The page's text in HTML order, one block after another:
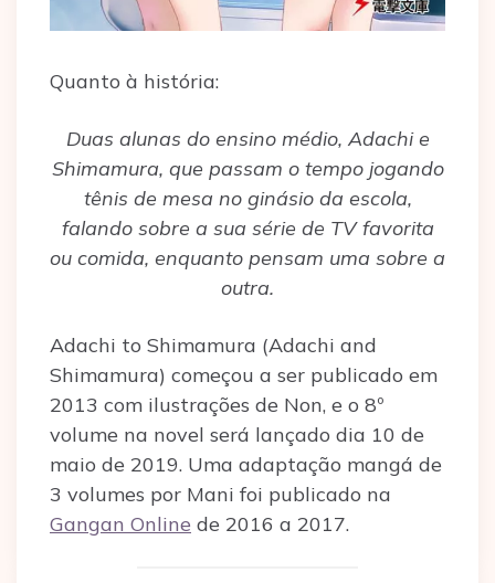
Quanto à história:
Duas alunas do ensino médio, Adachi e
Shimamura, que passam o tempo jogando
tênis de mesa no ginásio da escola,
falando sobre a sua série de TV favorita
ou comida, enquanto pensam uma sobre a
outra.
Adachi to Shimamura (Adachi and
Shimamura) começou a ser publicado em
2013 com ilustrações de Non, e o 8º
volume na novel será lançado dia 10 de
maio de 2019. Uma adaptação mangá de
3 volumes por Mani foi publicado na
Gangan Online de 2016 a 2017.